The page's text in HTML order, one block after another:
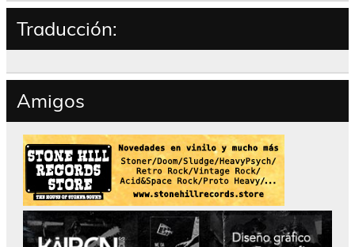
Traducción:
Amigos